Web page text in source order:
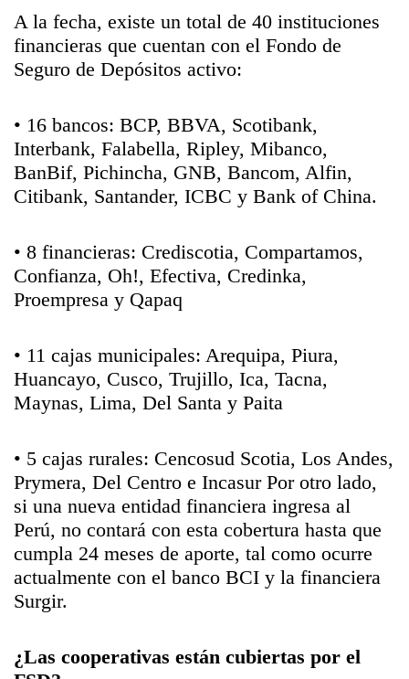
A la fecha, existe un total de 40 instituciones
financieras que cuentan con el Fondo de
Seguro de Depósitos activo:
• 16 bancos: BCP, BBVA, Scotibank,
Interbank, Falabella, Ripley, Mibanco,
BanBif, Pichincha, GNB, Bancom, Alfin,
Citibank, Santander, ICBC y Bank of China.
• 8 financieras: Crediscotia, Compartamos,
Confianza, Oh!, Efectiva, Credinka,
Proempresa y Qapaq
• 11 cajas municipales: Arequipa, Piura,
Huancayo, Cusco, Trujillo, Ica, Tacna,
Maynas, Lima, Del Santa y Paita
• 5 cajas rurales: Cencosud Scotia, Los Andes,
Prymera, Del Centro e Incasur Por otro lado,
si una nueva entidad financiera ingresa al
Perú, no contará con esta cobertura hasta que
cumpla 24 meses de aporte, tal como ocurre
actualmente con el banco BCI y la financiera
Surgir.
¿Las cooperativas están cubiertas por el